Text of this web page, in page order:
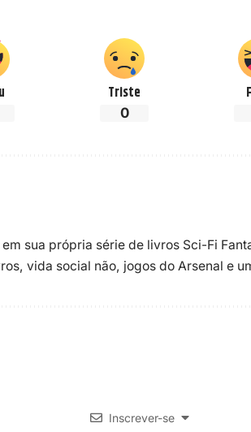
Triste
0
sua própria série de livros Sci-Fi
vida social não, jogos do Arsenal e
Inscrever-se